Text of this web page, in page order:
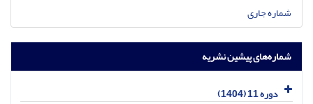
شماره جاری
شماره‌های پیشین نشریه
دوره 11 (1404)